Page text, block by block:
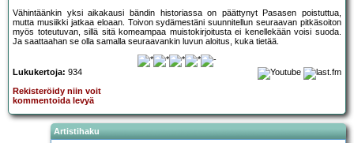
Vähintäänkin yksi aikakausi bändin historiassa on päättynyt Pasasen poistuttua,
mutta musiikki jatkaa eloaan. Toivon sydämestäni suunnitellun seuraavan pitkäsoiton
myös toteutuvan, sillä sitä komeampaa muistokirjoitusta ei kenellekään voisi suoda.
Ja saattaahan se olla samalla seuraavankin luvun aloitus, kuka tietää.
Lukukertoja: 934
Rekisteröidy niin voit
kommentoida levyä
Artistihaku